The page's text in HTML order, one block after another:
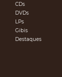
CDs
DVDs
LPs
Gibis
Destaques